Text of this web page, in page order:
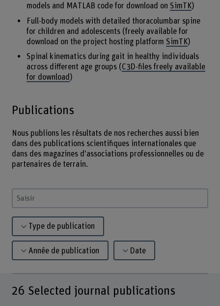
models and MATLAB code for download on SimTK)
Full-body models with detailed thoracolumbar spine
for children and adolescents (freely available for
download on the project hosting platform SimTK)
Spinal kinematics during gait in healthy individuals
across different age groups (C3D-files freely available
for download )
Publications
Nous publions les résultats de nos recherches aussi bien
dans des publications scientifiques internationales que
dans des magazines d'associations professionnelles ou de
partenaires de terrain.
Saisir un terme
Type de publication
Année de publication Date
26 Selected journal publications